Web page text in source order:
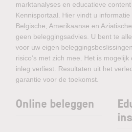
marktanalyses en educatieve
Kennisportaal. Hier vindt u informatie
Belgische, Amerikaanse en
geen beleggingsadvies. U bent te
voor uw eigen
risico’s met zich mee. Het is
inleg verliest. Resultaten uit het
garantie voor de toekomst.
Online beleggen